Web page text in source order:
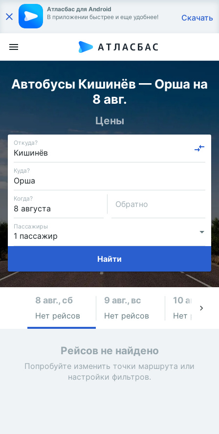
Атласбас для Android
В приложении быстрее и еще удобнее!
Скачать
Автобусы Кишинёв — Орша на
8 авг.
Цены
Откуда?
Куда?
Когда?
Обратно
Пассажиры
Найти
8 авг., сб
Нет рейсов
9 авг., вс
Нет рейсов
10 авг., пн
Нет рейсов
Рейсов не найдено
Попробуйте изменить точки маршрута или
настройки фильтров.